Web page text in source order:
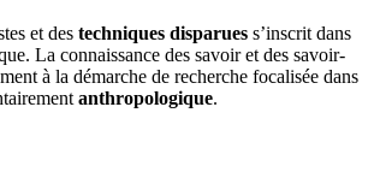
et des techniques disparues s’inscrit dans
La connaissance des savoir et des savoir-
à la démarche de recherche focalisée dans
anthropologique.